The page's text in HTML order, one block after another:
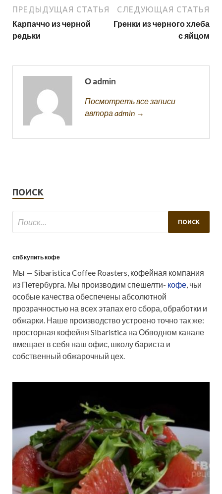
ПРЕДЫДУЩАЯ СТАТЬЯ
Карпаччо из черной
редьки
СЛЕДУЮЩАЯ СТАТЬЯ
Гренки из черного хлеба
с яйцом
О admin
Посмотреть все записи
автора admin →
ПОИСК
спб купить кофе
Мы — Sibaristica Coffee Roasters, кофейная компания
из Петербурга. Мы производим спешелти- кофе, чьи
особые качества обеспечены абсолютной
прозрачностью на всех этапах его сбора, обработки и
обжарки. Наше производство устроено точно так же:
просторная кофейня Sibaristica на Обводном канале
вмещает в себя наш офис, школу бариста и
собственный обжарочный цех.